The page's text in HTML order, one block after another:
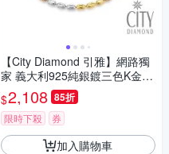
【City Diamond 引雅】網路獨
家 義大利925純銀鍍三色K金手
鍊 (浮光流影系列)
$2,108 85折
限時下殺 券
加入購物車